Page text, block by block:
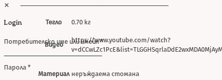
✕
Login
Потребителско име или имейл*
Парола *
Тегло 0.70 кг
Видео
https://www.youtube.com/watch?
Материал неръждаема стомана